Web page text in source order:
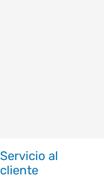
Servicio al
cliente